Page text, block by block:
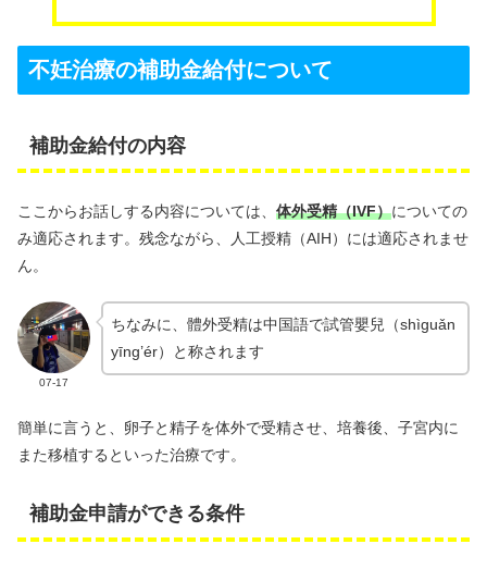
不妊治療の補助金給付について
補助金給付の内容
ここからお話しする内容については、 体外受精（IVF）についての
み適応されます。残念ながら、人工授精（AIH）には適応されませ
ん。
07-17
ちなみに、體外受精は中国語で試管嬰兒（shìguǎn
yīng’ér）と称されます
簡単に言うと、卵子と精子を体外で受精させ、培養後、子宮内に
また移植するといった治療です。
補助金申請ができる条件